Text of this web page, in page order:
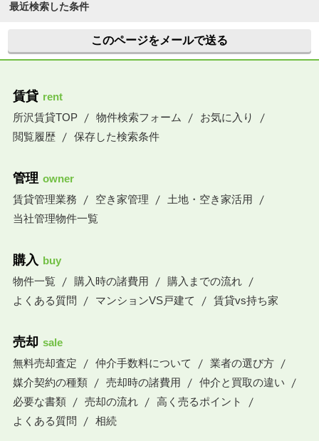
最近検索した条件
このページをメールで送る
賃貸 rent
所沢賃貸TOP
物件検索フォーム
お気に入り
閲覧履歴
保存した検索条件
管理 owner
賃貸管理業務
空き家管理
土地・空き家活用
当社管理物件一覧
購入 buy
物件一覧
購入時の諸費用
購入までの流れ
よくある質問
マンションVS戸建て 賃貸vs持ち家
売却 sale
無料売却査定
仲介手数料について
業者の選び方
媒介契約の種類
売却時の諸費用
仲介と買取の違い
必要な書類
売却の流れ
高く売るポイント
よくある質問
相続